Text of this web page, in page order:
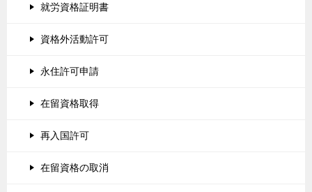
就労資格証明書
資格外活動許可
永住許可申請
在留資格取得
再入国許可
在留資格の取消